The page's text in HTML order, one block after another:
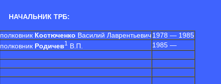
НАЧАЛЬНИК ТРБ:
полковник Костюченко Василий Лаврентьевич1978 — 1985
полковник Родичев1 В.П. 1985 —